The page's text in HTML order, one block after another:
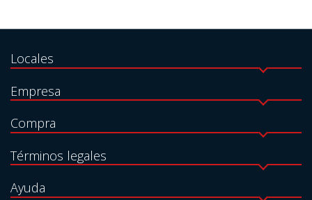
Locales
Empresa
Compra
Términos legales
Ayuda